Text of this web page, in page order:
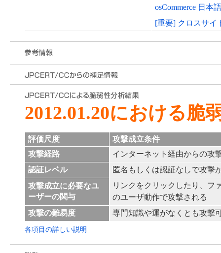
osCommerce 日本
[重要] クロスサイ
2012.01.20における脆
評価尺度
攻撃成立条件
攻撃経路
インターネット経由からの攻
認証レベル
匿名もしくは認証なしで攻撃
攻撃成立に必要なユ
ーザーの関与
リンクをクリックしたり、フ
のユーザ動作で攻撃される
攻撃の難易度
専門知識や運がなくとも攻撃
各項目の詳しい説明